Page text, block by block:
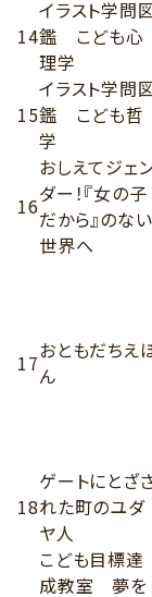
14
イラスト学問
鑑 こども心
理学
15
イラスト学問
鑑 こども哲
学
16
おしえてジェ
ダー！『女の子
だから』のない
世界へ
17おともだちえ
ん
18
ゲートにとざ
れた町のユダ
ヤ人
こども目標達
成教室 夢を